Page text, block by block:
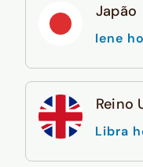
Japão
Iene
Reino
Libra